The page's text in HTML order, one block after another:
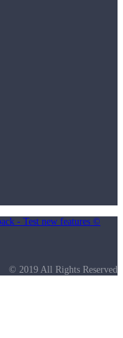
- Test new features ©
© 2019 All Rights Reserved